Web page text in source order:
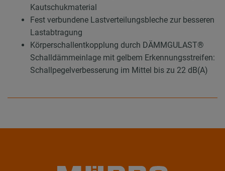
Kautschukmaterial
Fest verbundene Lastverteilungsbleche zur besseren
Lastabtragung
Körperschallentkopplung durch DÄMMGULAST®
Schalldämmeinlage mit gelbem Erkennungsstreifen:
Schallpegelverbesserung im Mittel bis zu 22 dB(A)